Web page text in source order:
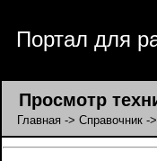
Портал для
Просмотр
Главная -> Справочник ->